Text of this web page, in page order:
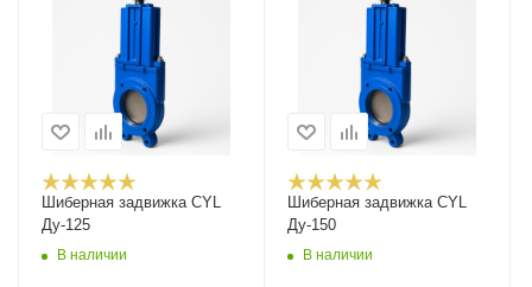
Шиберная задвижка CYL
Ду-125
В наличии
Шиберная задвижка CYL
Ду-150
В наличии